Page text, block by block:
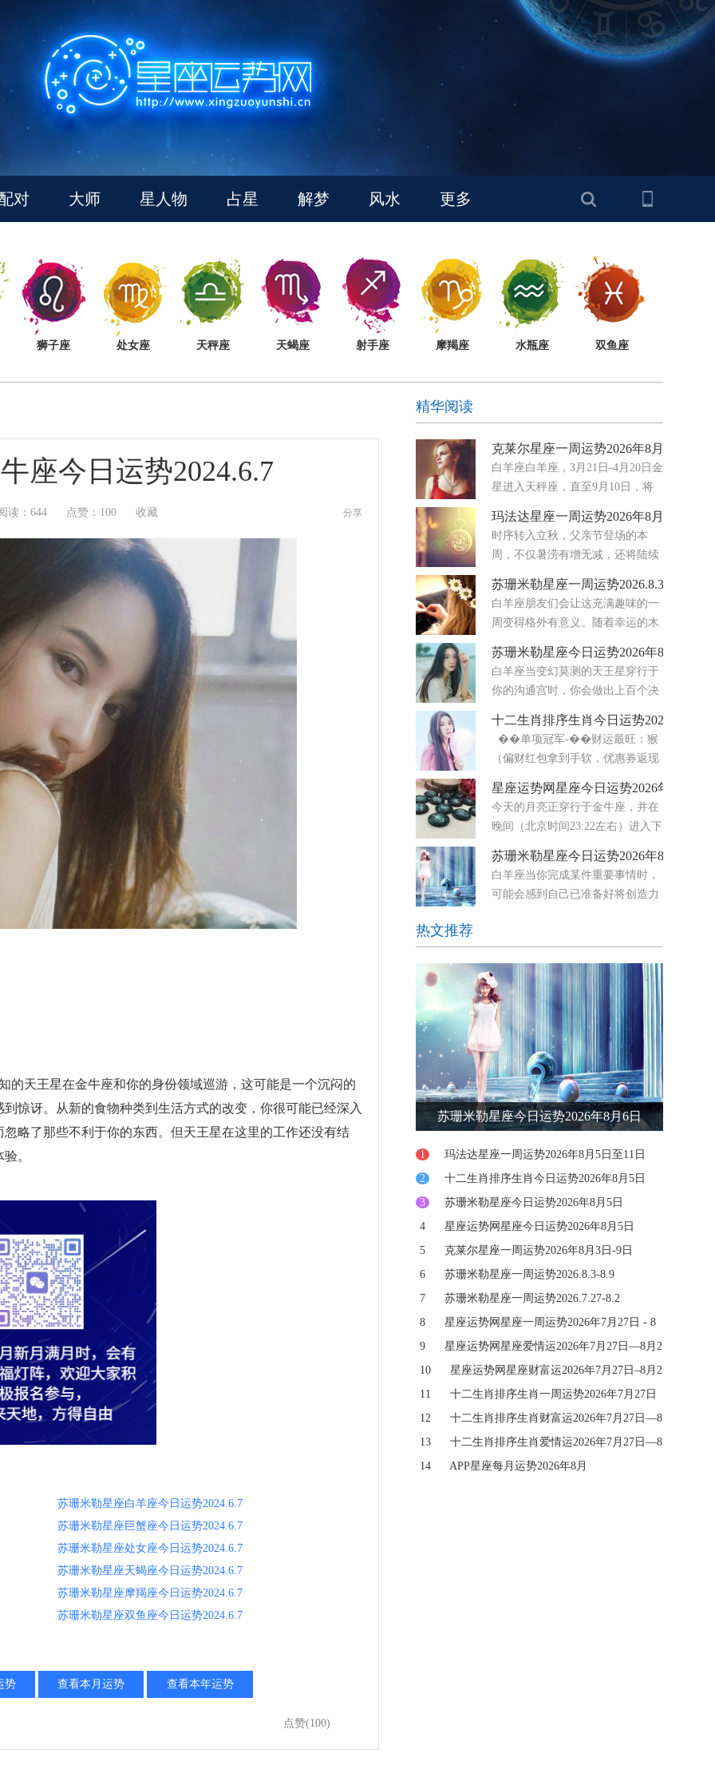
对 大师 星人物 占星 解梦 风水 更多
狮子座 处女座 天秤座 天蝎座 射手座 摩羯座 水瓶座 双鱼座
座今日运势2024.6.7
读： 644 点赞： 100 收藏 分享
的天王星在金牛座和你的身份领域巡游，这可能是一个沉闷的
惊讶。从新的食物种类到生活方式的改变，你很可能已经深入
略了那些不利于你的东西。但天王星在这里的工作还没有结
。
苏珊米勒星座白羊座今日运势2024.6.7
苏珊米勒星座巨蟹座今日运势2024.6.7
苏珊米勒星座处女座今日运势2024.6.7
苏珊米勒星座天蝎座今日运势2024.6.7
苏珊米勒星座摩羯座今日运势2024.6.7
苏珊米勒星座双鱼座今日运势2024.6.7
势 查看本月运势 查看本年运势
点赞(100)
精华阅读
克莱尔星座一周运势2026年8月3日-9日
白羊座白羊座，3月21日-4月20日金
星进入天秤座，直至9月10日，将
协议和情感公平上。你开始注意到哪些地方的努力
感觉是单向的，哪些地方真正存在着平衡。八月要
求你停止满足
玛法达星座一周运势2026年8月5日至11
时序转入立秋，父亲节登场的本
周，不仅暑涝有增无减，还将陆续
子座与火星转进巨蟹座三大星兆大氛围的集体转
向，从国际到社会的集体潜意识将出现既妥协务
实，又难免高调主观的矛盾循环
苏珊米勒星座一周运势2026.8.3-8.9
白羊座朋友们会让这充满趣味的一
周变得格外有意义。随着幸运的木
富有表现力的区域，你的爱情生活正熠熠生辉。无
论你是单身还是正处于幸福的恋爱关系中，浪漫之
花都在绽放。未来几天，
苏珊米勒星座今日运势2026年8月5日
白羊座当变幻莫测的天王星穿行于
你的沟通宫时，你会做出上百个决
影响下，你的思绪如闪电般迅捷，学习能力显著提
升，思维敏捷度也随之增强。此外，离奇古怪的话
题会引起你的兴趣，而你
十二生肖排序生肖今日运势2026年8月5
��单项冠军-��财运最旺：猴
（偏财红包拿到手软，优惠券返现
（自信＋热情＋温柔，桃花三剑客）-��事业最
佳：龙&虎（战
星座运势网星座今日运势2026年8月5日
今天的月亮正穿行于金牛座，并在
晚间（北京时间23:22左右）进入下
种“清理”的冲动——你想放下那些不再服务于你的
东西，无论是物质上的堆积，还是情感上的负
担。 而最令
苏珊米勒星座今日运势2026年8月6日
白羊座当你完成某件重要事情时，
可能会感到自己已准备好将创造力
底，个人项目或浪漫时刻都会显得更加意义非凡。
许能更自然地向他人展现
热文推荐
苏珊米勒星座今日运势2026年8月6日
1
玛法达星座一周运势2026年8月5日至11日
2
十二生肖排序生肖今日运势2026年8月5日
3
苏珊米勒星座今日运势2026年8月5日
4
星座运势网星座今日运势2026年8月5日
5
克莱尔星座一周运势2026年8月3日-9日
6
苏珊米勒星座一周运势2026.8.3-8.9
7
苏珊米勒星座一周运势2026.7.27-8.2
8
星座运势网星座一周运势2026年7月27日 - 8
月2日
9
星座运势网星座爱情运2026年7月27日—8月2
日
10
星座运势网星座财富运2026年7月27日–8月2
日
11
十二生肖排序生肖一周运势2026年7月27日
—8月2日
12
十二生肖排序生肖财富运2026年7月27日—8
月2日
13
十二生肖排序生肖爱情运2026年7月27日—8
月2日
14 APP星座每月运势2026年8月